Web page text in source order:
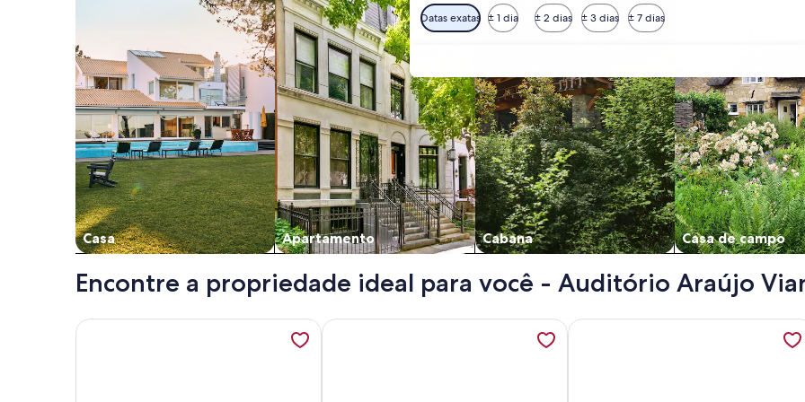
Datas exatas ± 1 dia ± 2 dias ± 3 dias ± 7 dias
Casa Apartamento Cabana Casa de campo
Encontre a propriedade ideal para você - Auditório Araújo
Mais informações sobre Apartamento com 2 dormitórios no Menino Deus junto ao shopping praia de belas,
Mais informações sobre Sunny apartment, well located and large, abre em
Mais informações sobre Studio